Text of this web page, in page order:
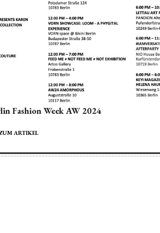
Fashion Week AW 2024
ARTIKEL